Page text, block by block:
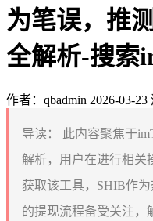
为笔误，推
全解析-搜索
作者：qbadmin 2026-03-23
导读：
此内容聚焦于
解析，用户在进行相关
获取该工具，SHIB作
的提现流程备受关注，